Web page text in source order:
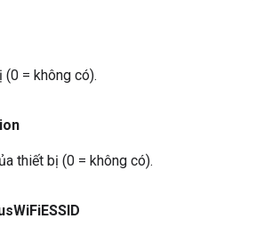
= không có).
thiết bị (0 = không có).
WiFiESSID